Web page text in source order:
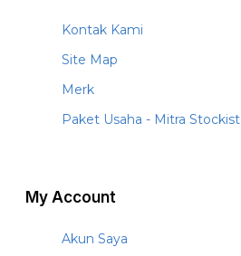
Kontak Kami
Site Map
Merk
Paket Usaha - Mitra Stockist
My Account
Akun Saya